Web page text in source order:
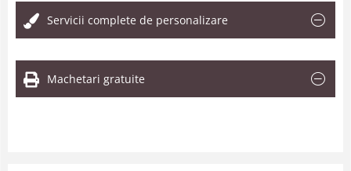
Servicii complete de personalizare
Machetari gratuite